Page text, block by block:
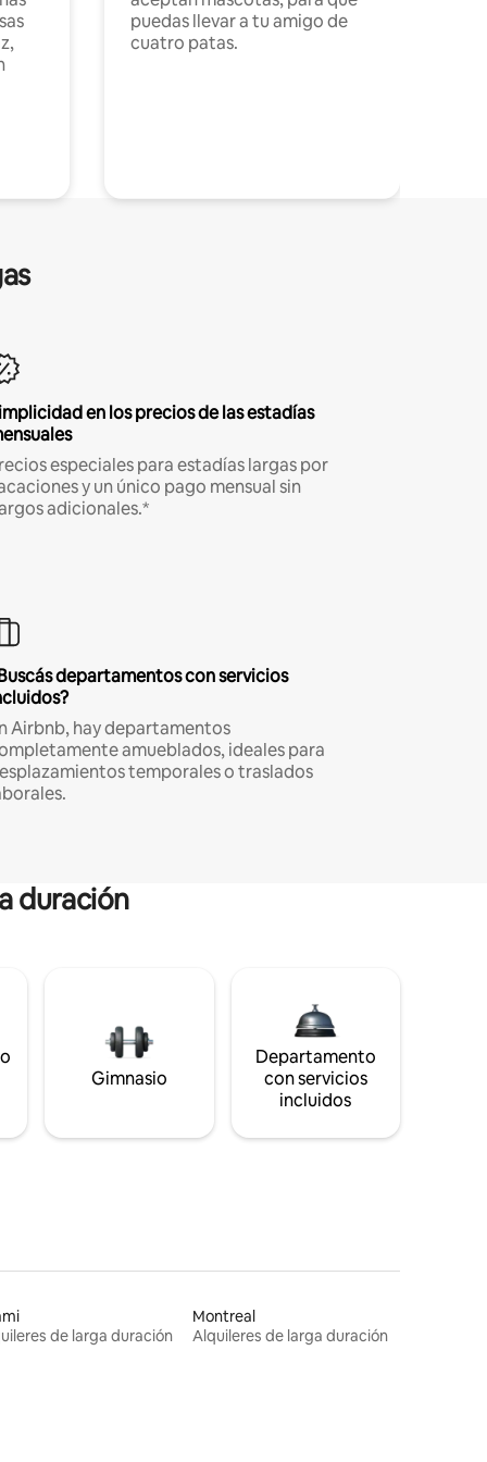
puedas llevar a tu amigo de
cuatro patas.
en los precios de las estadías
especiales para estadías largas por
y un único pago mensual sin
adicionales.*
departamentos con servicios
Airbnb, hay departamentos
amueblados, ideales para
temporales o traslados
duración
Gimnasio
Departamento
con servicios
incluidos
de larga duración
Montreal
Alquileres de larga duración